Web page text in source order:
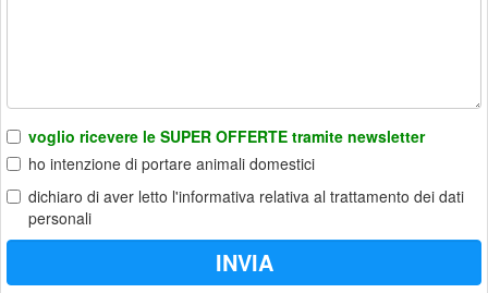
voglio ricevere le SUPER OFFERTE tramite newsletter
ho intenzione di portare animali domestici
dichiaro di aver letto l'informativa relativa al trattamento dei dati
personali